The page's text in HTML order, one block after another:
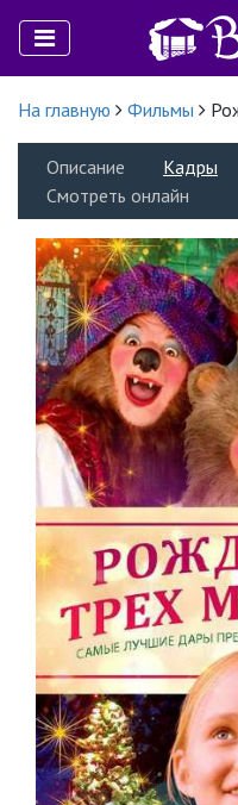
На главную Фильмы
Описание Кадры
Смотреть онлайн